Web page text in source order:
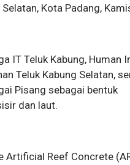
Kota Padang,
IT Teluk Kabung, Human
Teluk Kabung Selatan,
Pisang sebagai bentuk
dan laut.
Artificial Reef Concrete